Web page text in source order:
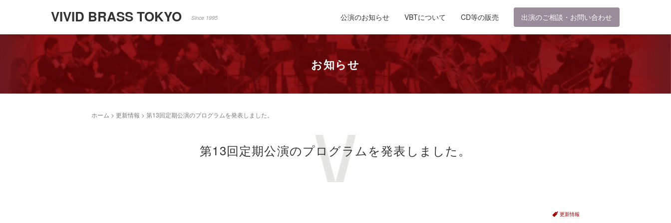
VIVID BRASS TOKYO Since 1995 公演のお知らせ VBTについて CD等の販売 出演のご相談・お問い合わせ
お知らせ
ホーム > 更新情報 > 第13回定期公演のプログラムを発表しました。
第13回定期公演のプログラムを発表しました。
更新情報